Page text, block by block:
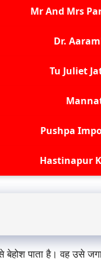
Mr And Mrs
Dr.
Tu Juliet
Pushpa
Hastinapur
पाता है। वह उसे